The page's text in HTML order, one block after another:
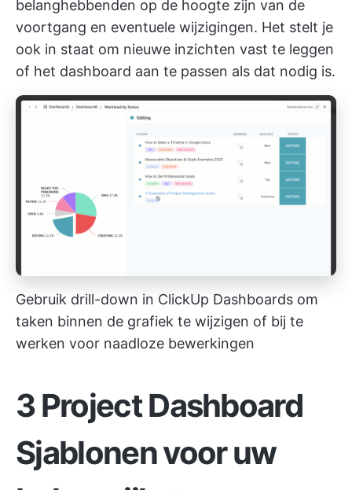
belanghebbenden op de hoogte zijn van de
voortgang en eventuele wijzigingen. Het stelt je
ook in staat om nieuwe inzichten vast te leggen
of het dashboard aan te passen als dat nodig is.
Gebruik drill-down in ClickUp Dashboards om
taken binnen de grafiek te wijzigen of bij te
werken voor naadloze bewerkingen
3 Project Dashboard
Sjablonen voor uw